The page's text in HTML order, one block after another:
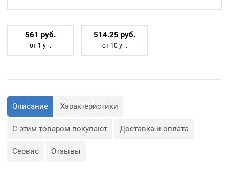
561 руб.
от 1 уп.
514.25 руб.
от 10 уп.
Описание Характеристики
С этим товаром покупают Доставка и оплата
Сервис Отзывы